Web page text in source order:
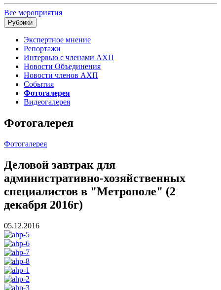
Все мероприятия
Рубрики
Экспертное мнение
Репортажи
Интервью с членами АХП
Новости Объединения
Новости членов АХП
События
Фотогалерея
Видеогалерея
Фотогалерея
Фотогалерея
Деловой завтрак для
административно-хозяйственных
специалистов в "Метрополе" (2
декабря 2016г)
05.12.2016